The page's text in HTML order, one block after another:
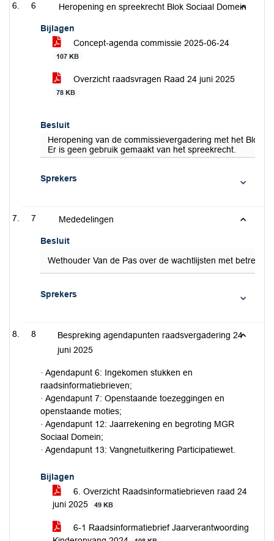
6 Heropening en spreekrecht Blok Sociaal Domein
Bijlagen
Concept-agenda commissie 2025-06-24
107 KB
Overzicht raadsvragen Raad 24 juni 2025
78 KB
Besluit
Heropening van de commissievergadering met het Blok
Er is geen gebruik gemaakt van het spreekrecht.
Sprekers
7 Mededelingen
Besluit
Wethouder Van de Pas over de wachtlijsten met
Sprekers
8
Bespreking agendapunten raadsvergadering 24
juni 2025
· Agendapunt 6: Ingekomen stukken en
raadsinformatiebrieven;
· Agendapunt 7: Openstaande toezeggingen en
openstaande moties;
· Agendapunt 12: Jaarrekening en begroting MGR
Sociaal Domein;
· Agendapunt 13: Vangnetuitkering Participatiewet.
Bijlagen
6. Overzicht Raadsinformatiebrieven raad 24
juni 2025
49 KB
6-1 Raadsinformatiebrief Jaarverantwoording